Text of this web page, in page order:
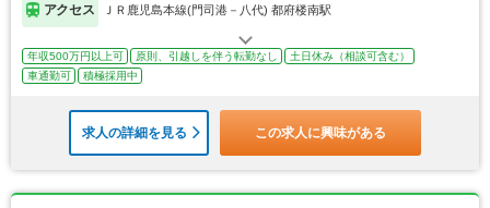
アクセス ＪＲ鹿児島本線(門司港－八代) 都府楼南駅
年収500万円以上可 原則、引越しを伴う転勤なし
土日休み（相談可含む）
車通勤可
積極採用中
求人の詳細を見る この求人に興味がある